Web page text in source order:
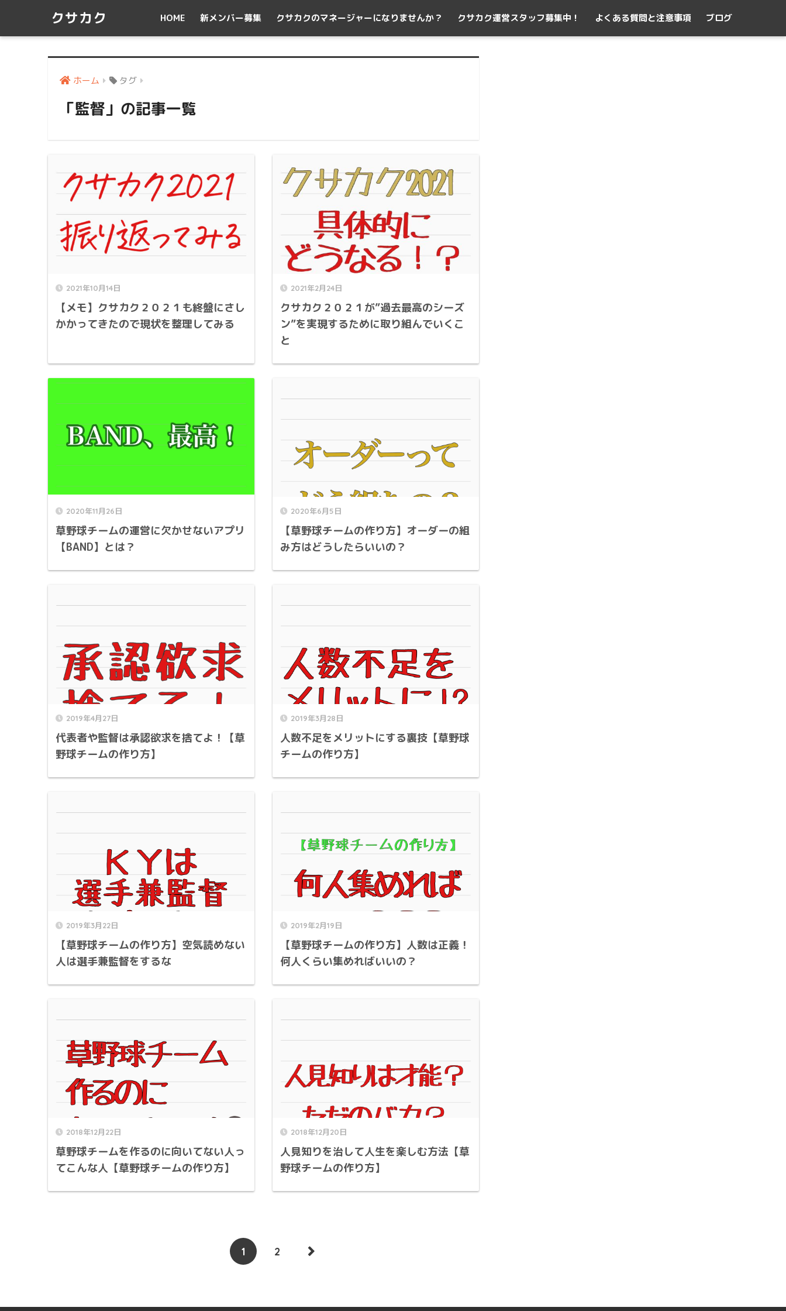
クサカク HOME 新メンバー募集 クサカクのマネージャーになりませんか？ クサカク運営スタッフ募集中！ よくある質問と注意事項 ブログ
ホーム タグ
「監督」の記事一覧
2021年10月14日
【メモ】クサカク２０２１も終盤にさし
かかってきたので現状を整理してみる
2021年2月24日
クサカク２０２１が”過去最高のシーズ
ン”を実現するために取り組んでいくこ
と
2020年11月26日
草野球チームの運営に欠かせないアプリ
【BAND】とは？
2020年6月5日
【草野球チームの作り方】オーダーの組
み方はどうしたらいいの？
2019年4月27日
代表者や監督は承認欲求を捨てよ！【草
野球チームの作り方】
2019年3月28日
人数不足をメリットにする裏技【草野球
チームの作り方】
2019年3月22日
【草野球チームの作り方】空気読めない
人は選手兼監督をするな
2019年2月19日
【草野球チームの作り方】人数は正義！
何人くらい集めればいいの？
2018年12月22日
草野球チームを作るのに向いてない人っ
てこんな人【草野球チームの作り方】
2018年12月20日
人見知りを治して人生を楽しむ方法【草
野球チームの作り方】
1 2